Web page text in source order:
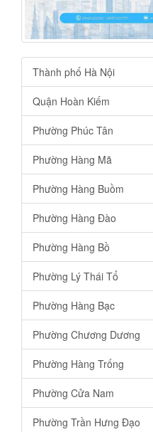
Thành phố Hà Nội
Quận Hoàn Kiếm
Phường Phúc Tân
Phường Hàng Mã
Phường Hàng Buồm
Phường Hàng Đào
Phường Hàng Bồ
Phường Lý Thái Tổ
Phường Hàng Bạc
Phường Chương Dương
Phường Hàng Trống
Phường Cửa Nam
Phường Trần Hưng Đạo